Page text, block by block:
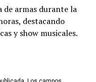
de armas durante la
destacando
y show musicales.